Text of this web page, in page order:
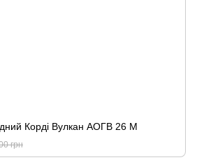
Корді Вулкан АОГВ 26 М
грн